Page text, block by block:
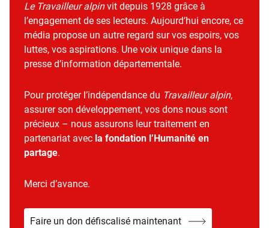
Le Travailleur alpinvit depuis 1928 grâce à
l’engagement de ses lecteurs. Aujourd’hui encore, ce
média propose un autre regard sur vos espoirs, vos
luttes, vos aspirations. Une voix unique dans la
presse d’information départementale.
Pour protéger l’indépendance du Travailleur alpin,
assurer son développement, vos dons nous sont
précieux – nous assurons leur traitement en
partenariat avec la fondation l’Humanité en
partage.
Merci d’avance.
Faire un don défiscalisé maintenant